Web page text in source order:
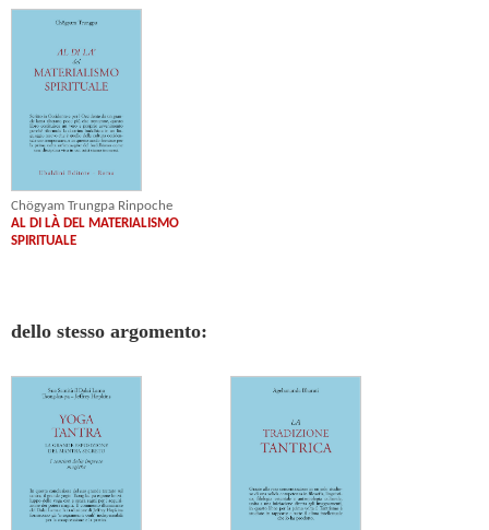
Chögyam Trungpa Rinpoche
AL DI LÀ DEL MATERIALISMO
SPIRITUALE
dello stesso argomento: